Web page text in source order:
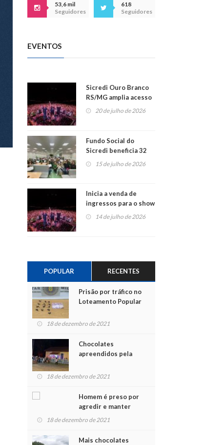
53,6 mil
Seguidores
618
Seguidores
EVENTOS
Sicredi Ouro Branco
RS/MG amplia acesso
ao show dos 45 anos
20 de julho de 2026
Fundo Social do
Sicredi beneficia 32
projetos em
Montenegro
15 de julho de 2026
Inicia a venda de
ingressos para o show
do Jota Quest nos 45
14 de julho de 2026
POPULAR RECENTES
Prisão por tráfico no
Loteamento Popular
18 de dezembro de 2021
Chocolates
apreendidos pela
para crianças na
18 de dezembro de 2021
Homem é preso por
agredir e manter
mulher em cárcere
18 de dezembro de 2021
Mais chocolates